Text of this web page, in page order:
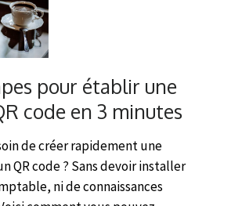
pour établir une
code en 3 minutes
de créer rapidement une
QR code ? Sans devoir installer
ni de connaissances